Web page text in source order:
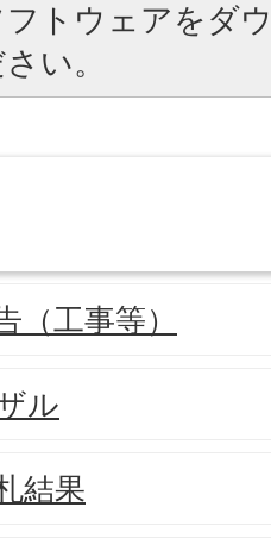
トウェアをダ
い。
（工事等）
ル
結果